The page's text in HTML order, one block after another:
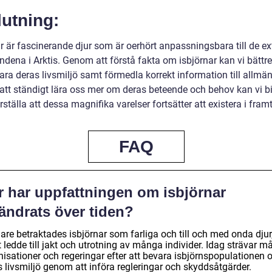
är fascinerande djur som är oerhört anpassningsbara till de
i Arktis. Genom att förstå fakta om isbjörnar kan vi
deras livsmiljö samt förmedla korrekt information till
ständigt lära oss mer om deras beteende och behov kan vi
att dessa magnifika varelser fortsätter att existera i
FAQ
har uppfattningen om isbjörnar
över tiden?
betraktades isbjörnar som farliga och till och med onda
ledde till jakt och utrotning av många individer. Idag strävar
och regeringar efter att bevara isbjörnspopulationen
livsmiljö genom att införa regleringar och skyddsåtgärder.